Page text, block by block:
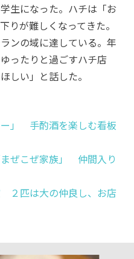
生になった。ハチは「お
りが難しくなってきた。
ンの域に達している。年
ったりと過ごすハチ店
しい」と話した。
」 手酌酒を楽しむ看板
ぜこぜ家族」 仲間入り
２匹は大の仲良し、お店